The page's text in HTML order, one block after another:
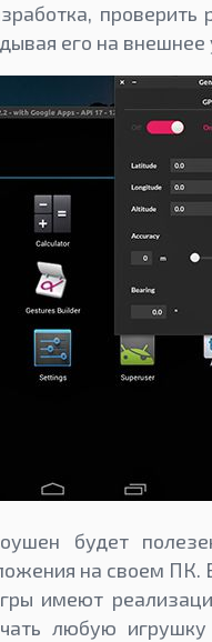
проверить
его на внешнее
будет
на своем ПК.
имеют
любую